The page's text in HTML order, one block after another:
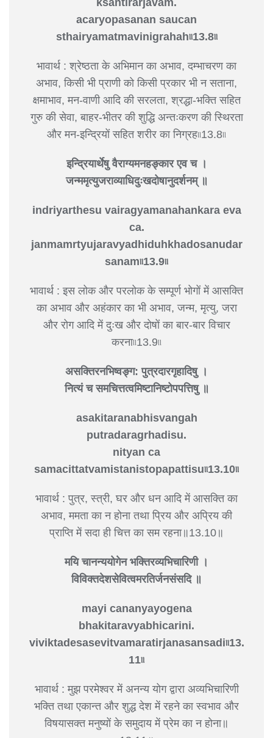
acaryopasanan saucan
sthairyamatmavinigrahah৷৷13.8৷৷
भावार्थ : श्रेष्ठता के अभिमान का अभाव, दम्भाचरण का
अभाव, किसी भी प्राणी को किसी प्रकार भी न सताना,
क्षमाभाव, मन-वाणी आदि की सरलता, श्रद्धा-भक्ति सहित
गुरु की सेवा, बाहर-भीतर की शुद्धि अन्तःकरण की स्थिरता
और मन-इन्द्रियों सहित शरीर का निग्रह৷৷13.8৷৷
इन्द्रियार्थेषु वैराग्यमनहङ्‍कार एव च ।
जन्ममृत्युजराव्याधिदुःखदोषानुदर्शनम् ॥
indriyarthesu vairagyamanahankara eva
ca.
janmamrtyujaravyadhiduhkhadosanudar
sanam৷৷13.9৷৷
भावार्थ : इस लोक और परलोक के सम्पूर्ण भोगों में आसक्ति
का अभाव और अहंकार का भी अभाव, जन्म, मृत्यु, जरा
और रोग आदि में दुःख और दोषों का बार-बार विचार
करना৷৷13.9৷৷
असक्तिरनभिष्वङ्‍ग: पुत्रदारगृहादिषु ।
नित्यं च समचित्तत्वमिष्टानिष्टोपपत्तिषु ॥
asakitaranabhisvangah
putradaragrhadisu.
nityan ca
samacittatvamistanistopapattisu৷৷13.10৷৷
भावार्थ : पुत्र, स्त्री, घर और धन आदि में आसक्ति का
अभाव, ममता का न होना तथा प्रिय और अप्रिय की
प्राप्ति में सदा ही चित्त का सम रहना॥13.10॥
मयि चानन्ययोगेन भक्तिरव्यभिचारिणी ।
विविक्तदेशसेवित्वमरतिर्जनसंसदि ॥
mayi cananyayogena
bhakitaravyabhicarini.
viviktadesasevitvamaratirjanasansadi৷৷13.
11৷৷
भावार्थ : मुझ परमेश्वर में अनन्य योग द्वारा अव्यभिचारिणी
भक्ति तथा एकान्त और शुद्ध देश में रहने का स्वभाव और
विषयासक्त मनुष्यों के समुदाय में प्रेम का न होना॥